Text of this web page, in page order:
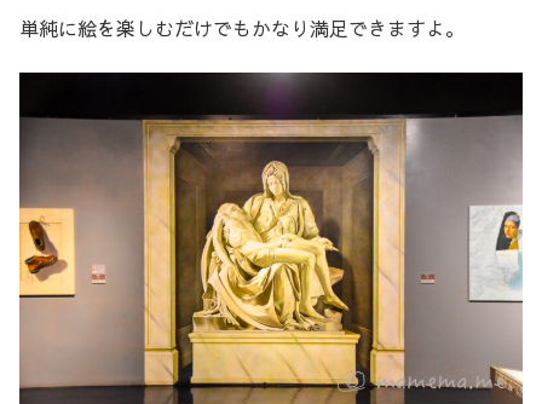
単純に絵を楽しむだけでもかなり満足できますよ。